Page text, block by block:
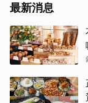
最新消息